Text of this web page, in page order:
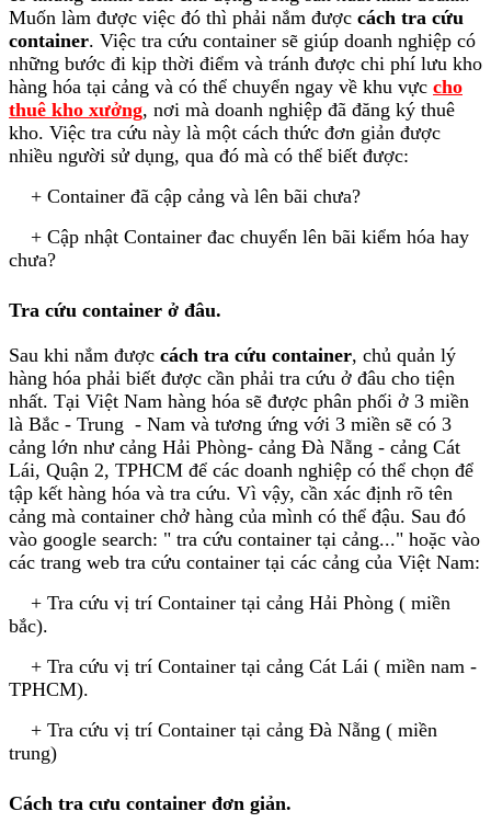
Muốn làm được việc đó thì phải nắm được cách tra cứu
container. Việc tra cứu container sẽ giúp doanh nghiệp có
những bước đi kịp thời điểm và tránh được chi phí lưu kho
hàng hóa tại cảng và có thể chuyển ngay về khu vực cho
thuê kho xưởng, nơi mà doanh nghiệp đã đăng ký thuê
kho. Việc tra cứu này là một cách thức đơn giản được
nhiều người sử dụng, qua đó mà có thể biết được:
+ Container đã cập cảng và lên bãi chưa?
+ Cập nhật Container đac chuyển lên bãi kiểm hóa hay
chưa?
Tra cứu container ở đâu.
Sau khi nắm được cách tra cứu container, chủ quản lý
hàng hóa phải biết được cần phải tra cứu ở đâu cho tiện
nhất. Tại Việt Nam hàng hóa sẽ được phân phối ở 3 miền
là Bắc - Trung - Nam và tương ứng với 3 miền sẽ có 3
cảng lớn như cảng Hải Phòng- cảng Đà Nẵng - cảng Cát
Lái, Quận 2, TPHCM để các doanh nghiệp có thể chọn để
tập kết hàng hóa và tra cứu. Vì vậy, cần xác định rõ tên
cảng mà container chở hàng của mình có thể đậu. Sau đó
vào google search: " tra cứu container tại cảng..." hoặc vào
các trang web tra cứu container tại các cảng của Việt Nam:
+ Tra cứu vị trí Container tại cảng Hải Phòng ( miền
bắc).
+ Tra cứu vị trí Container tại cảng Cát Lái ( miền nam -
TPHCM).
+ Tra cứu vị trí Container tại cảng Đà Nẵng ( miền
trung)
Cách tra cưu container đơn giản.